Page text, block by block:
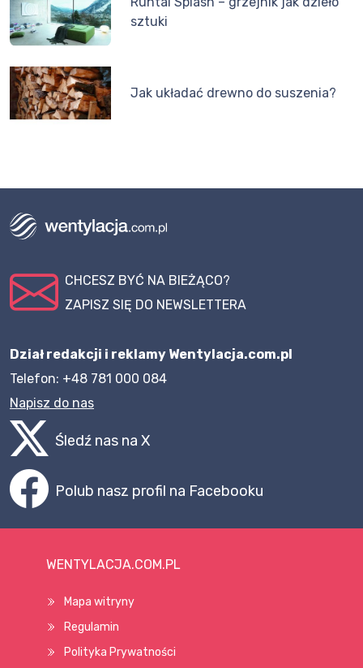
sztuki
Jak układać drewno do suszenia?
CHCESZ BYĆ NA BIEŻĄCO?
ZAPISZ SIĘ DO NEWSLETTERA
Dział redakcji i reklamy Wentylacja.com.pl
Telefon: +48 781 000 084
Napisz do nas
Śledź nas na X
Polub nasz profil na Facebooku
WENTYLACJA.COM.PL
Mapa witryny
Regulamin
Polityka Prywatności